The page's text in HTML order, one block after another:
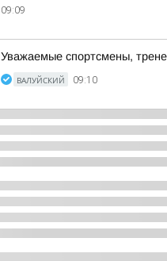
09:09
Уважаемые спортсмены,
ВАЛУЙСКИЙ 09:10